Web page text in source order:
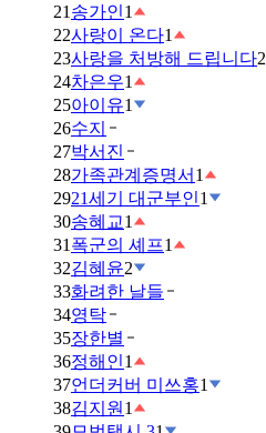
21 송가인1
22사랑이 온다1
23사랑을 처방해 드립니다2
24차은우1
25아이유1
26수지
27박서진
28가족관계증명서 1
2921세기 대군부인1
30송혜교1
31 폭군의 셰프1
32김혜윤2
33화려한 날들
34영탁
35장한별
36정해인1
37언더커버 미쓰홍1
38김지원 1